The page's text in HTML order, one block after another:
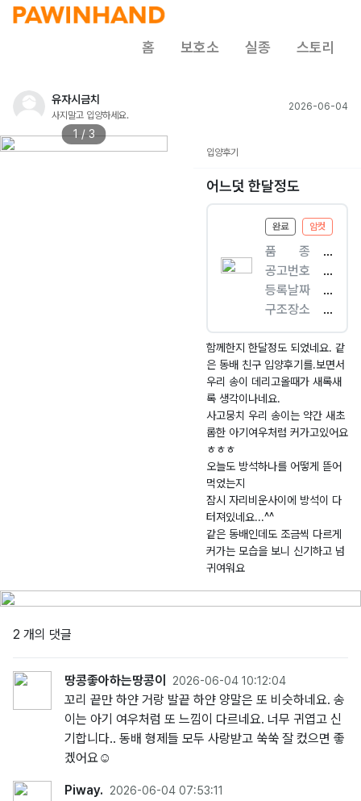
홈 보호소 실종 스토리
유자시금치
사지말고 입양하세요.
2026-06-04
1 / 3
입양후기
어느덧 한달정도
완료 암컷
품ㅤㅤ종
[
개
]
믹
스
견
공고번호
경
남
-
거
창
-
2
2
-
0
8
등록날짜
2
0
2
6.
0
3.
7
구조장소
거
창
군
남
상
한
1
1
0
함께한지 한달정도 되었네요. 같
은 동배 친구 입양후기를.보면서
우리 송이 데리고올때가 새록새
록 생각이나네요.
사고뭉치 우리 송이는 약간 새초
롬한 아기여우처럼 커가고있어요
ㅎㅎㅎ
오늘도 방석하나를 어떻게 뜯어
먹었는지
잠시 자리비운사이에 방석이 다
터져있네요...^^
같은 동배인데도 조금씩 다르게
커가는 모습을 보니 신기하고 넘
귀여워요
2 개의 댓글
땅콩좋아하는땅콩이 2026-06-04 10:12:04
꼬리 끝만 하얀 거랑 발끝 하얀 양말은 또 비슷하네요. 송
이는 아기 여우처럼 또 느낌이 다르네요. 너무 귀엽고 신
기합니다.. 동배 형제들 모두 사랑받고 쑥쑥 잘 컸으면 좋
겠어요☺️
Piway. 2026-06-04 07:53:11